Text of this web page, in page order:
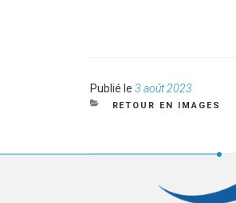
Publié le Publié
le
3 août 2023
CATÉGORIES
RETOUR EN IMAGES